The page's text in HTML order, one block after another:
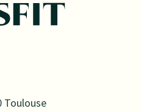
Toulouse